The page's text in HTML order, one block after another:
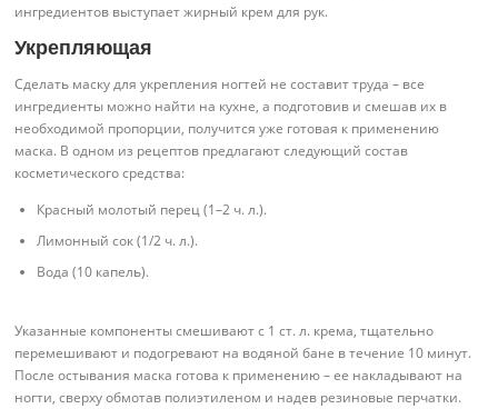
ингредиентов выступает жирный крем для рук.
Укрепляющая
Сделать маску для укрепления ногтей не составит труда – все
ингредиенты можно найти на кухне, а подготовив и смешав их в
необходимой пропорции, получится уже готовая к применению
маска. В одном из рецептов предлагают следующий состав
косметического средства:
Красный молотый перец (1–2 ч. л.).
Лимонный сок (1/2 ч. л.).
Вода (10 капель).
Указанные компоненты смешивают с 1 ст. л. крема, тщательно
перемешивают и подогревают на водяной бане в течение 10 минут.
После остывания маска готова к применению – ее накладывают на
ногти, сверху обмотав полиэтиленом и надев резиновые перчатки.